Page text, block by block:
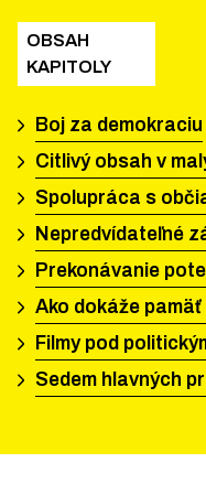
OBSAH
KAPITOLY
Boj za demokraciu
Citlivý obsah v
Spolupráca s
Nepredvídateľné
Prekonávanie
Ako dokáže
Filmy pod
Sedem hlavných